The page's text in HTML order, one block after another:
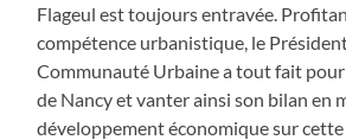
Flageul est toujours entravée.
compétence urbanistique, le
Communauté Urbaine a tout fait
de Nancy et vanter ainsi son bilan en
développement économique sur cette